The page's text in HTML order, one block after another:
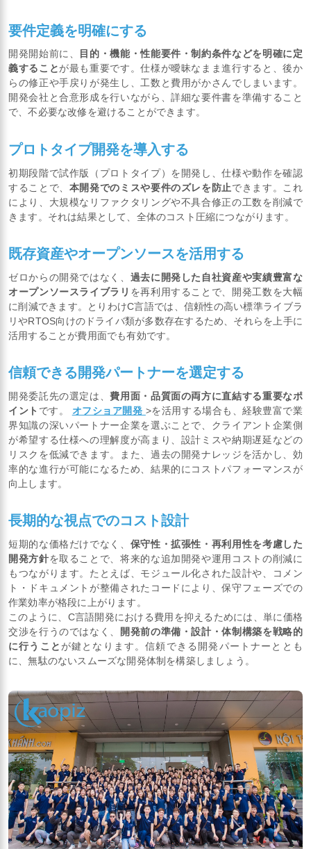
要件定義を明確にする
開発開始前に、
目的・機能・性能要件・制約条件などを明確に定
義することが最も重要です。仕様が曖昧なまま進行すると、後か
らの修正や手戻りが発生し、工数と費用がかさんでしまいます。
開発会社と合意形成を行いながら、詳細な要件書を準備すること
で、不必要な改修を避けることができます。
プロトタイプ開発を導入する
初期段階で試作版（プロトタイプ）を開発し、仕様や動作を確認
することで、 本開発でのミスや要件のズレを防止できます。これ
により、大規模なリファクタリングや不具合修正の工数を削減で
きます。それは結果として、全体のコスト圧縮につながります。
既存資産やオープンソースを活用する
ゼロからの開発ではなく、 過去に開発した自社資産や実績豊富な
オープンソースライブラリ を再利用することで、開発工数を大幅
に削減できます。とりわけC言語では、信頼性の高い標準ライブラ
リやRTOS向けのドライバ類が多数存在するため、それらを上手に
活用することが費用面でも有効です。
信頼できる開発パートナーを選定する
開発委託先の選定は、費用面・品質面の両方に直結する重要なポ
イント です。 オフショア開発 >を活用する場合も、経験豊富で業
界知識の深いパートナー企業を選ぶことで、クライアント企業側
が希望する仕様への理解度が高まり、設計ミスや納期遅延などの
リスクを低減できます。また、過去の開発ナレッジを活かし、効
率的な進行が可能になるため、結果的にコストパフォーマンスが
向上します。
長期的な視点でのコスト設計
短期的な価格だけでなく、 保守性・拡張性・再利用性を考慮した
開発方針を取ることで、将来的な追加開発や運用コストの削減に
もつながります。たとえば、モジュール化された設計や、コメン
ト・ドキュメントが整備されたコードにより、保守フェーズでの
作業効率が格段に上がります。
このように、C言語開発における費用を抑えるためには、単に価格
交渉を行うのではなく、
開発前の準備・設計・体制構築を戦略的
に行うこと が鍵となります。信頼できる開発パートナーととも
に、無駄のないスムーズな開発体制を構築しましょう。